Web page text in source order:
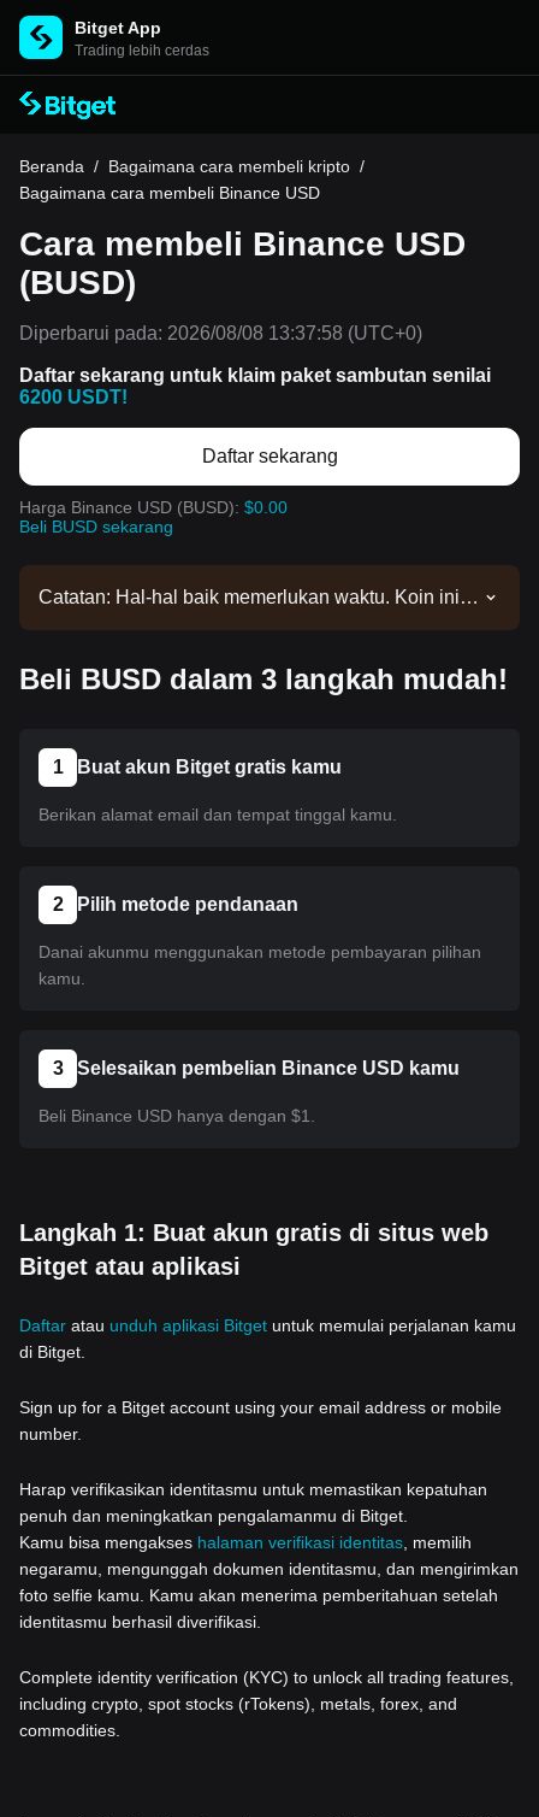
Bitget App
Trading lebih cerdas
Beranda / Bagaimana cara membeli kripto /
Bagaimana cara membeli Binance USD
Cara membeli Binance USD
(BUSD)
Diperbarui pada: 2026/08/08 13:37:58 (UTC+0)
Daftar sekarang untuk klaim paket sambutan senilai
6200 USDT!
Daftar sekarang
Harga Binance USD (BUSD): $0.00
Beli BUSD sekarang
Catatan: Hal-hal baik memerlukan waktu. Koin ini
Bitget, kamu dapat mengikuti tutorial kami untuk
Beli BUSD dalam 3 langkah mudah!
1 Buat akun Bitget gratis kamu
Berikan alamat email dan tempat tinggal kamu.
2 Pilih metode pendanaan
Danai akunmu menggunakan metode pembayaran pilihan
kamu.
3 Selesaikan pembelian Binance USD kamu
Beli Binance USD hanya dengan $1.
Langkah 1: Buat akun gratis di situs web
Bitget atau aplikasi
Daftar atau unduh aplikasi Bitget untuk memulai perjalanan kamu
di Bitget.
Sign up for a Bitget account using your email address or mobile
number.
Harap verifikasikan identitasmu untuk memastikan kepatuhan
penuh dan meningkatkan pengalamanmu di Bitget.
Kamu bisa mengakses halaman verifikasi identitas , memilih
negaramu, mengunggah dokumen identitasmu, dan mengirimkan
foto selfie kamu. Kamu akan menerima pemberitahuan setelah
identitasmu berhasil diverifikasi.
Complete identity verification (KYC) to unlock all trading features,
including crypto, spot stocks (rTokens), metals, forex, and
commodities.